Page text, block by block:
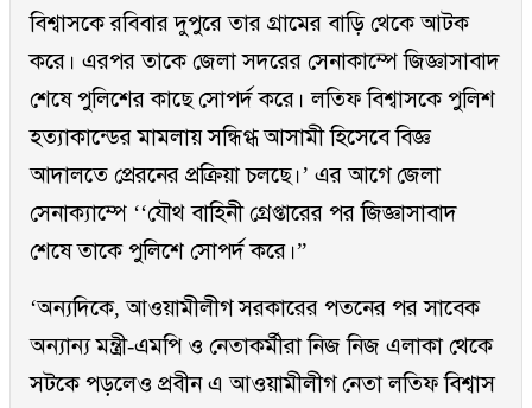
বিশ্বাসকে রবিবার দুপুরে তার গ্রামের বাড়ি থেকে আটক
করে। এরপর তাকে জেলা সদরের সেনাকাম্পে জিজ্ঞাসাবাদ
শেষে পুলিশের কাছে সোপর্দ করে। লতিফ বিশ্বাসকে পুলিশ
হত্যাকান্ডের মামলায় সন্ধিগ্ধ আসামী হিসেবে বিজ্ঞ
আদালতে প্রেরনের প্রক্রিয়া চলছে।’ এর আগে জেলা
সেনাক্যাম্পে ‘‘যৌথ বাহিনী গ্রেপ্তারের পর জিজ্ঞাসাবাদ
শেষে তাকে পুলিশে সোপর্দ করে।”
‘অন্যদিকে, আওয়ামীলীগ সরকারের পতনের পর সাবেক
অন্যান্য মন্ত্রী-এমপি ও নেতাকর্মীরা নিজ নিজ এলাকা থেকে
সটকে পড়লেও প্রবীন এ আওয়ামীলীগ নেতা লতিফ বিশ্বাস